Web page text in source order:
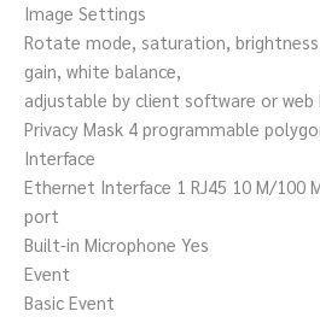
Image Settings
Rotate mode, saturation,
gain, white balance,
adjustable by client software or web
Privacy Mask 4 programmable
Interface
Ethernet Interface 1 RJ45 10 M/100
port
Built-in Microphone Yes
Event
Basic Event